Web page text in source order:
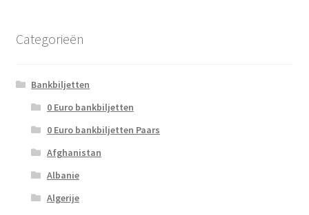
Categorieën
Bankbiljetten
0 Euro bankbiljetten
0 Euro bankbiljetten Paars
Afghanistan
Albanie
Algerije